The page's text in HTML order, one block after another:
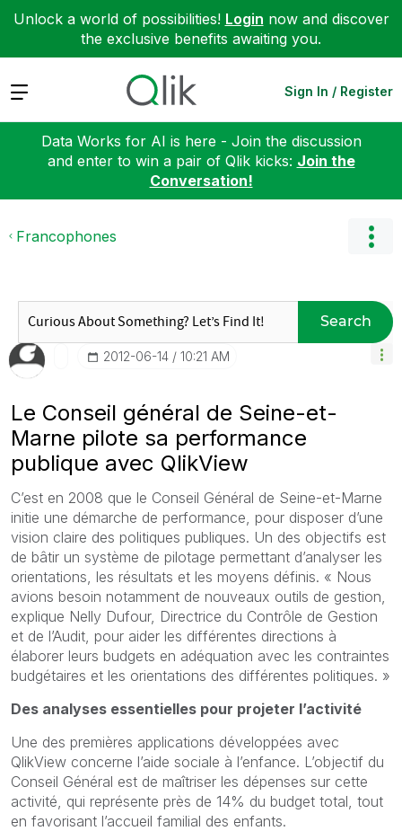
Unlock a world of possibilities! Login now and discover
the exclusive benefits awaiting you.
Expand Sign In / Register
Data Works for AI is here - Join the discussion
and enter to win a pair of Qlik kicks: Join the
Conversation!
Francophones
Search
‎2012-06-14 10:21 AM
Le Conseil général de Seine-et-
Marne pilote sa performance
publique avec QlikView
C’est en 2008 que le Conseil Général de Seine-et-Marne
initie une démarche de performance, pour disposer d’une
vision claire des politiques publiques. Un des objectifs est
de bâtir un système de pilotage permettant d’analyser les
orientations, les résultats et les moyens définis. « Nous
avions besoin notamment de nouveaux outils de gestion,
explique Nelly Dufour, Directrice du Contrôle de Gestion
et de l’Audit, pour aider les différentes directions à
élaborer leurs budgets en adéquation avec les contraintes
budgétaires et les orientations des différentes politiques. »
Des analyses essentielles pour projeter l’activité
Une des premières applications développées avec
QlikView concerne l’aide sociale à l’enfance. L’objectif du
Conseil Général est de maîtriser les dépenses sur cette
activité, qui représente près de 14% du budget total, tout
en favorisant l’accueil familial des enfants.